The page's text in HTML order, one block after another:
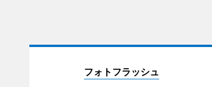
フォトフラッシュ